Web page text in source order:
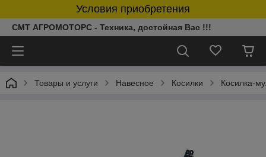
Условия приобретения
СМТ АГРОМОТОРС - Техника, достойная Вас !!!
Товары и услуги Навесное Косилки Косилка-